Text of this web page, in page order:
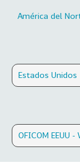
América del
Estados Unidos
OFICOM EEUU -